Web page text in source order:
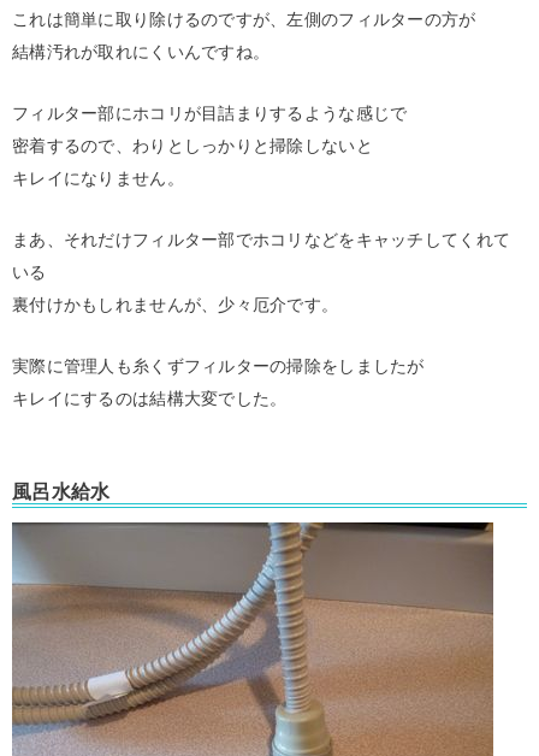
これは簡単に取り除けるのですが、左側のフィルターの方が
結構汚れが取れにくいんですね。
フィルター部にホコリが目詰まりするような感じで
密着するので、わりとしっかりと掃除しないと
キレイになりません。
まあ、それだけフィルター部でホコリなどをキャッチしてくれて
いる
裏付けかもしれませんが、少々厄介です。
実際に管理人も糸くずフィルターの掃除をしましたが
キレイにするのは結構大変でした。
風呂水給水